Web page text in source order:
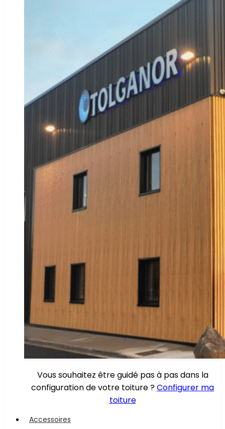
Vous souhaitez être guidé pas à pas dans la
configuration de votre toiture ?Configurer ma
toiture
Accessoires